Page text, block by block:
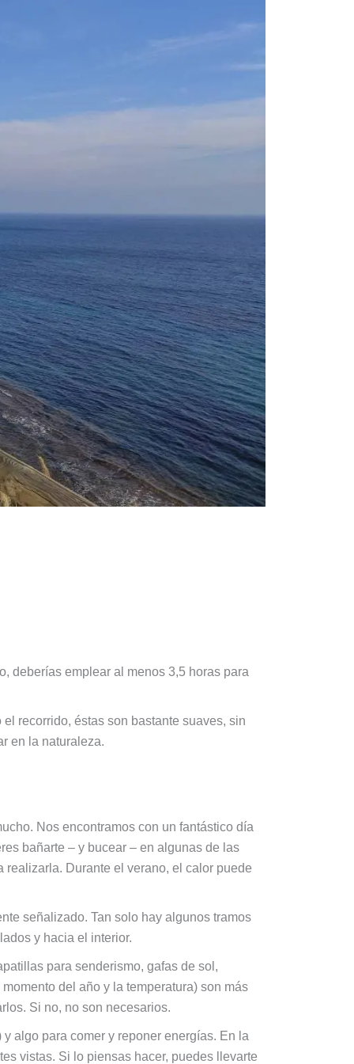
deberías emplear al menos 3,5 horas para
recorrido, éstas son bastante suaves, sin
en la naturaleza.
Nos encontramos con un fantástico día
bañarte – y bucear – en algunas de las
Durante el verano, el calor puede
señalizado. Tan solo hay algunos tramos
y hacia el interior.
para senderismo, gafas de sol,
del año y la temperatura) son más
Si no, no son necesarios.
algo para comer y reponer energías. En la
vistas. Si lo piensas hacer, puedes llevarte